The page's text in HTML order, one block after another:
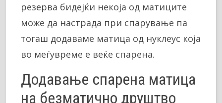
резерва бидејќи некоја од матиците
може да настрада при спарување па
тогаш додаваме матица од нуклеус која
во меѓувреме е веќе спарена.
Додавање спарена матица
на безматично друштво